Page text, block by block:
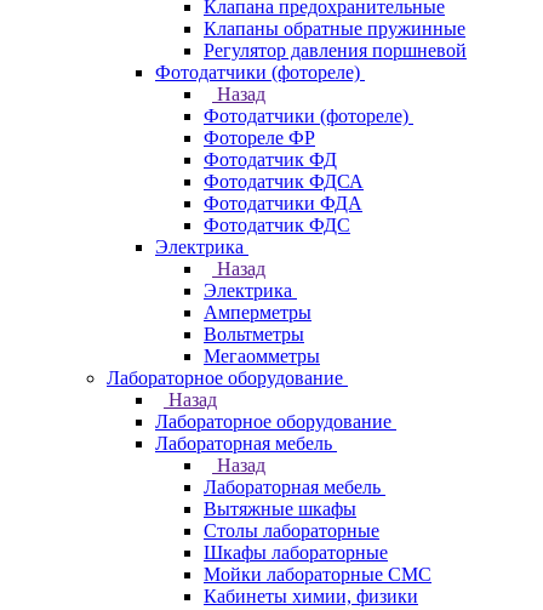
Клапана предохранительные
Клапаны обратные пружинные
Регулятор давления поршневой
Фотодатчики (фотореле)
Назад
Фотодатчики (фотореле)
Фотореле ФР
Фотодатчик ФД
Фотодатчик ФДСА
Фотодатчики ФДА
Фотодатчик ФДС
Электрика
Назад
Электрика
Амперметры
Вольтметры
Мегаомметры
Лабораторное оборудование
Назад
Лабораторное оборудование
Лабораторная мебель
Назад
Лабораторная мебель
Вытяжные шкафы
Столы лабораторные
Шкафы лабораторные
Мойки лабораторные СМС
Кабинеты химии, физики